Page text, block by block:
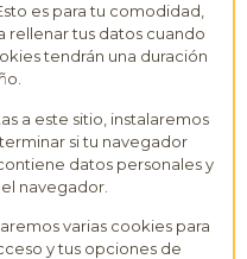
es para tu comodidad,
rellenar tus datos cuando
tendrán una duración
a este sitio, instalaremos
si tu navegador
datos personales y
navegador.
varias cookies para
y tus opciones de